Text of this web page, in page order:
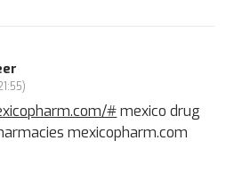
#mexico drug
mexicopharm.com